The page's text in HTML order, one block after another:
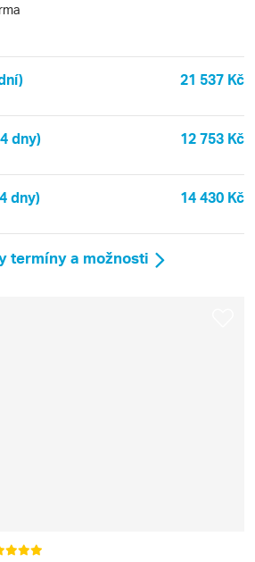
21 537 Kč
dny) 12 753 Kč
dny) 14 430 Kč
termíny a možnosti